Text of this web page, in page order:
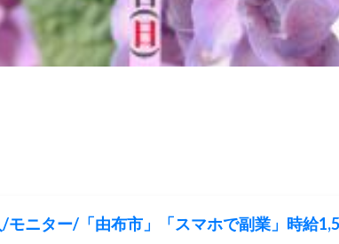
モニター/「由布市」「スマホで副業」時給